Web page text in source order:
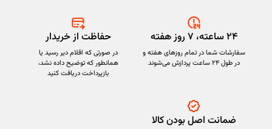
۲۴ ساعته، ۷ روز هفته
سفارشات شما در تمام روزهای هفته و
در طول ۲۴ ساعت پردازش می‌شوند
حفاظت از خریدار
در صورتی که اقلام دیر رسید یا
همانطور که توضیح داده نشد،
بازپرداخت دریافت کنید
ضمانت اصل بودن کالا